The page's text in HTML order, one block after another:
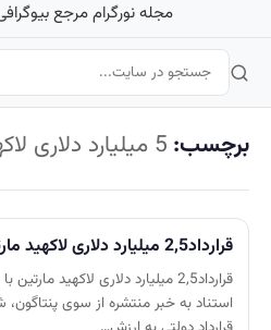
مجله نورگرام مرجع
برچسب: 5 میلیارد دلاری لاکهید مارتین با ریاض
قرارداد2,5 میلیارد دلاری لاکهید مارتین با ریاض
قرارداد2,5 میلیارد دلاری لاکهید
استناد به خبر منتشره از سوی